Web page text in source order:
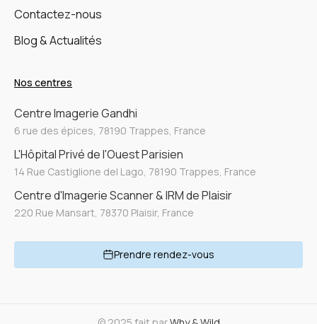
Contactez-nous
Blog & Actualités
Nos centres
Centre Imagerie Gandhi
6 rue des épices, 78190 Trappes, France
L'Hôpital Privé de l'Ouest Parisien
14 Rue Castiglione del Lago, 78190 Trappes, France
Centre d'Imagerie Scanner & IRM de Plaisir
220 Rue Mansart, 78370 Plaisir, France
Prendre rendez-vous